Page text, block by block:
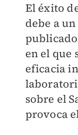
El éxito
debe a
en el que
eficacia
sobre el
provoca